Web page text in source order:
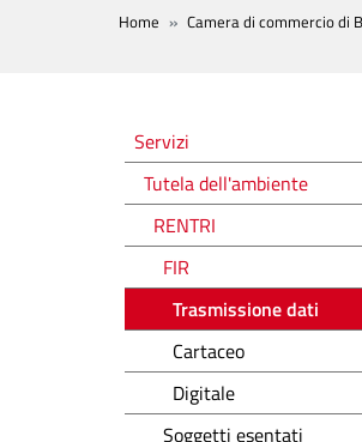
BREADCRUMB
Home Camera di commercio di
Tutela
Servizi
Tutela dell'ambiente
RENTRI
FIR
Trasmissione dati
Cartaceo
Digitale
Soggetti esentati